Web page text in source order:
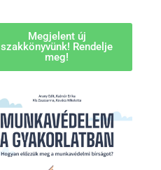
Megjelent új
szakkönyvünk! Rendelje
meg!